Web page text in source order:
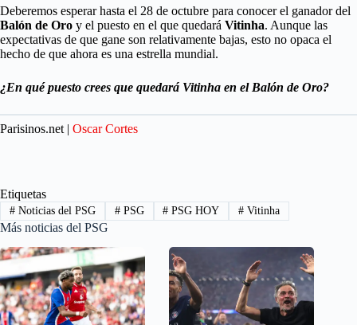
Deberemos esperar hasta el 28 de octubre para conocer el ganador del
Balón de Oro y el puesto en el que quedará Vitinha. Aunque las
expectativas de que gane son relativamente bajas, esto no opaca el
hecho de que ahora es una estrella mundial.
¿En qué puesto crees que quedará Vitinha en el Balón de Oro?
Parisinos.net | Oscar Cortes
Etiquetas
#Noticias del PSG #PSG # PSG HOY # Vitinha
Más noticias del PSG